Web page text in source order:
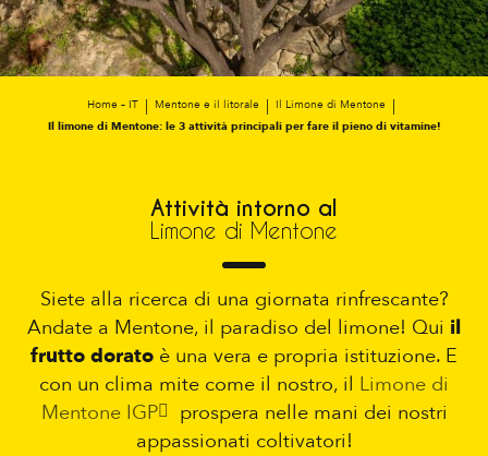
Home – IT Mentone e il litorale
Il Limone di Mentone
Il limone di Mentone: le 3 attività principali per fare il pieno di vitamine!
Attività intorno al
Limone di Mentone
Siete alla ricerca di una giornata rinfrescante?
Andate a Mentone, il paradiso del limone! Qui il
frutto dorato è una vera e propria istituzione. E
con un clima mite come il nostro, il Limone di
Mentone IGP
prospera nelle mani dei nostri
appassionati coltivatori!